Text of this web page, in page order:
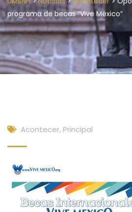
programa de becas “Vive México”
Acontecer, Principal